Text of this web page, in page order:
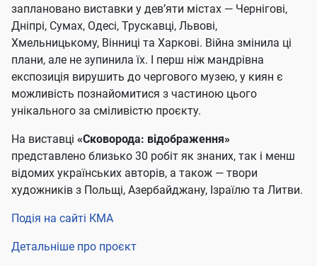
заплановано виставки у дев’яти містах — Чернігові,
Дніпрі, Сумах, Одесі, Трускавці, Львові,
Хмельницькому, Вінниці та Харкові. Війна змінила ці
плани, але не зупинила їх. І перш ніж мандрівна
експозиція вирушить до чергового музею, у киян є
можливість познайомитися з частиною цього
унікального за сміливістю проєкту.
На виставці «Сковорода: відображення»
представлено близько 30 робіт як знаних, так і менш
відомих українських авторів, а також — твори
художників з Польщі, Азербайджану, Ізраїлю та Литви.
Подія на сайті КМА
Детальніше про проєкт